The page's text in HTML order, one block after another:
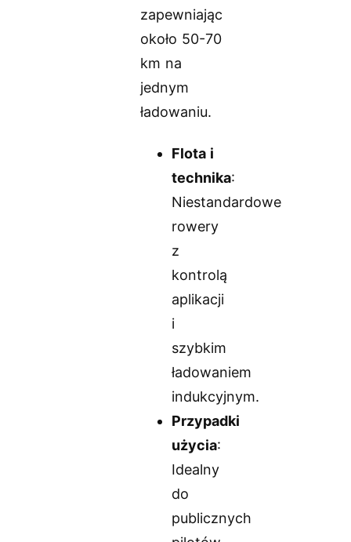
zapewniając
około 50-70
km na
jednym
ładowaniu.
Flota i
technika:
Niestandardowe
rowery
z
kontrolą
aplikacji
i
szybkim
ładowaniem
indukcyjnym.
Przypadki
użycia:
Idealny
do
publicznych